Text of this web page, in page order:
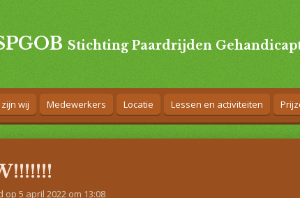
Stichting Paardrijden
wij Medewerkers Locatie Lessen en activiteiten
op 5 april 2022 om 13:08